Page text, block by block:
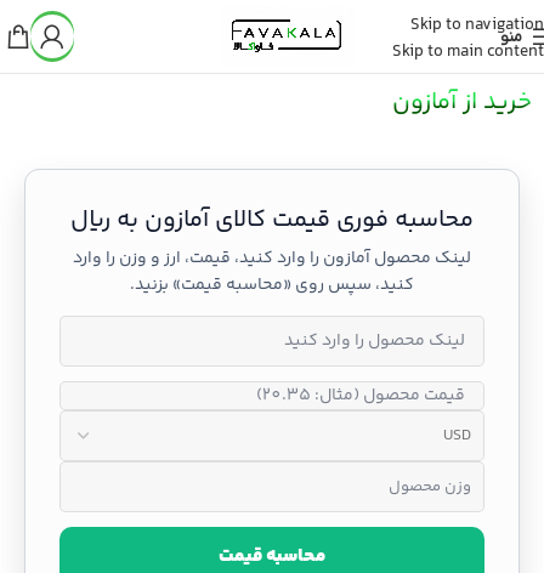
Skip to navigation
Skip to main content
منو
خرید از آمازون
محاسبه فوری قیمت کالای آمازون به ریال
لینک محصول آمازون را وارد کنید، قیمت، ارز و وزن را وارد
کنید، سپس روی «محاسبه قیمت» بزنید.
محاسبه قیمت